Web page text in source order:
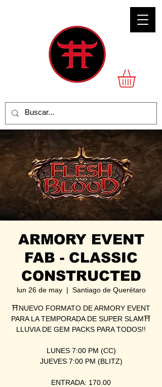
ARMORY EVENT
FAB - CLASSIC
CONSTRUCTED
lun 26 de may
  |
Santiago de Querétaro
⛩NUEVO FORMATO DE ARMORY EVENT
PARA LA TEMPORADA DE SUPER SLAM⛩
LLUVIA DE GEM PACKS PARA TODOS!!
LUNES 7:00 PM (CC)
JUEVES 7:00 PM (BLITZ)
ENTRADA: 170.00